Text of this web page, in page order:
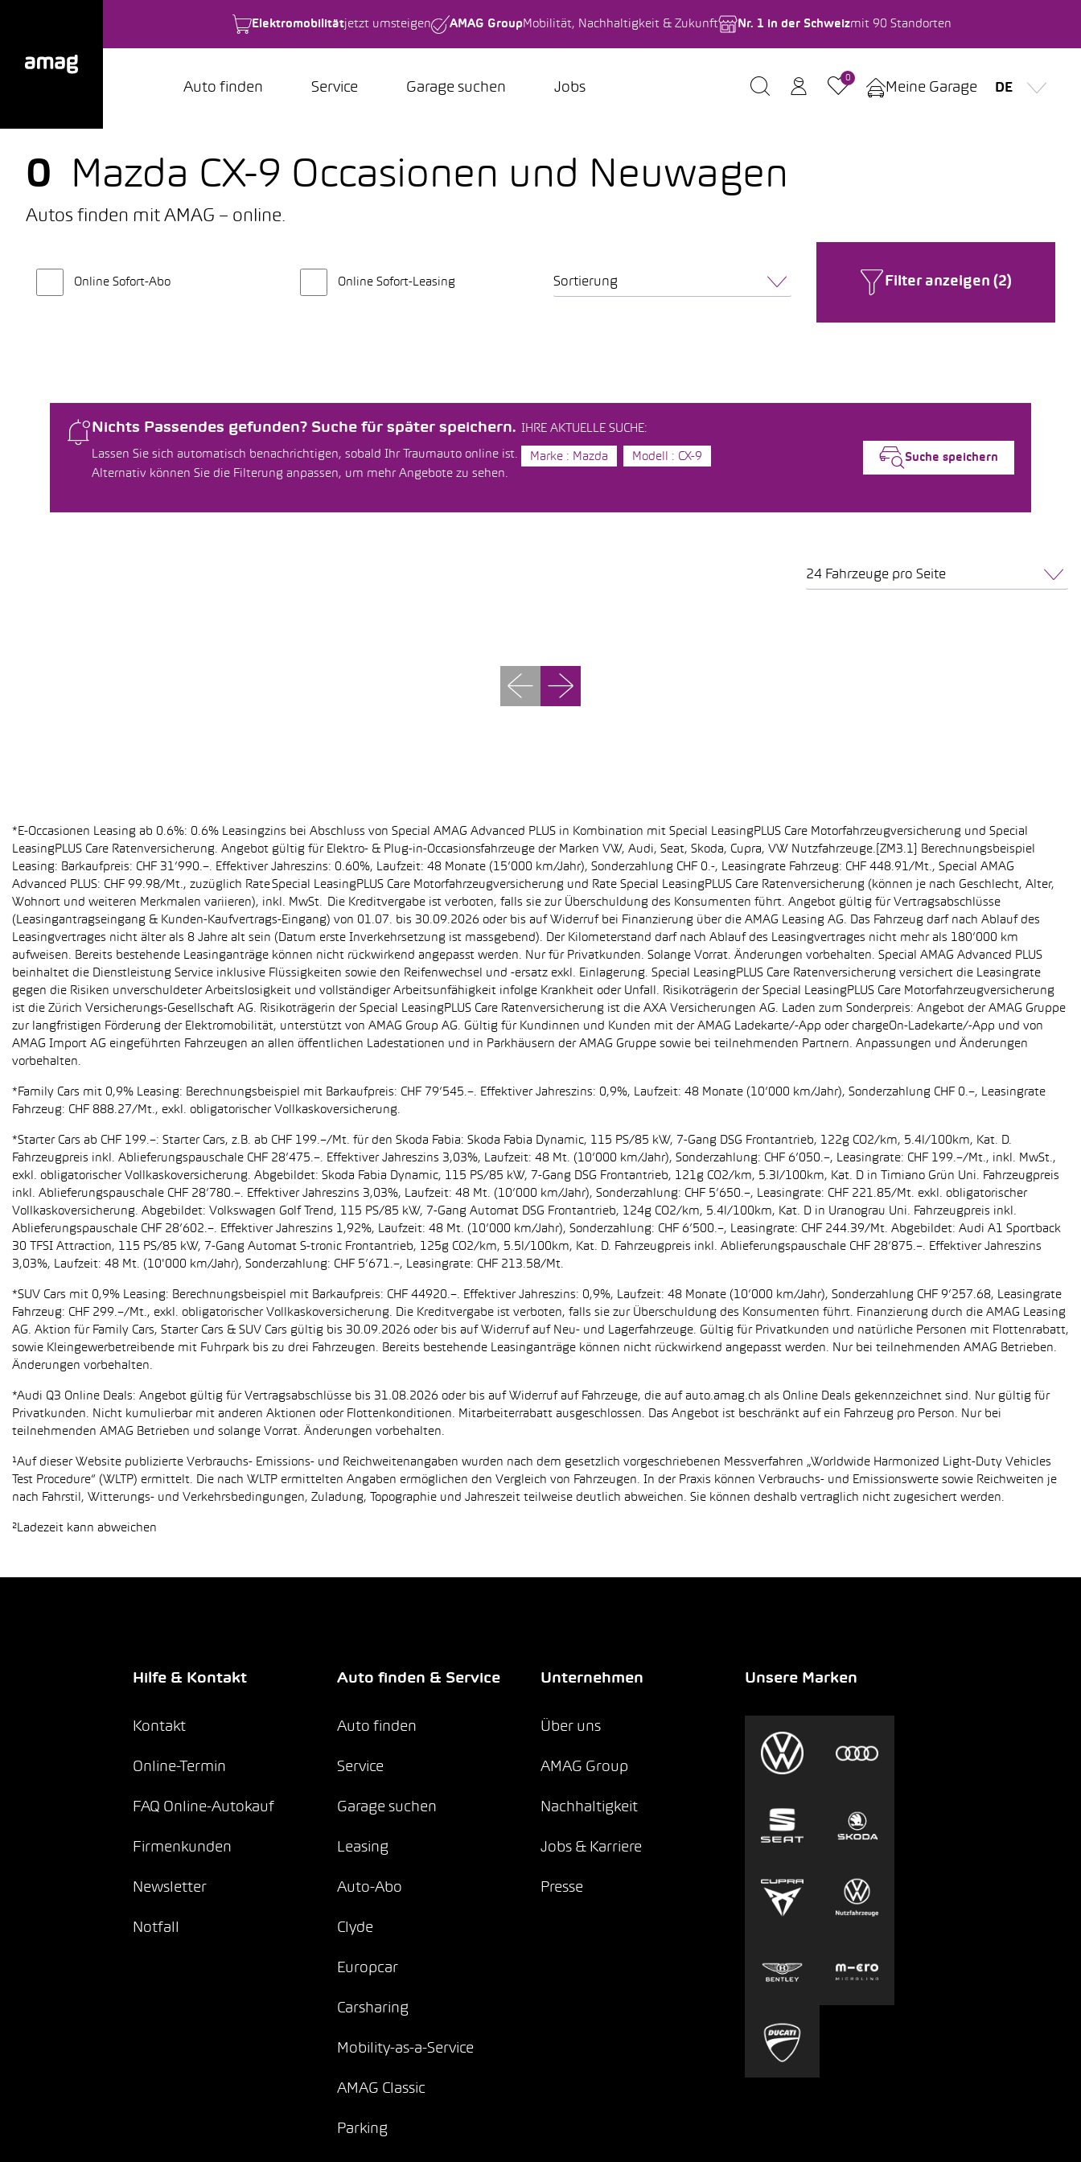
Elektromobilitätjetzt umsteigen AMAG Group Mobilität, Nachhaltigkeit & Zukunft Nr. 1 in der Schweizmit 90 Standorten
Auto finden Service Garage suchen Jobs
0
Meine Garage DE
0 Mazda CX-9 Occasionen und Neuwagen
Autos finden mit AMAG – online.
Online Sofort-Abo Online Sofort-Leasing Sortierung Filter anzeigen (2)
Nichts Passendes gefunden? Suche für später speichern.
Lassen Sie sich automatisch benachrichtigen, sobald Ihr Traumauto online ist.
Alternativ können Sie die Filterung anpassen, um mehr Angebote zu sehen.
IHRE AKTUELLE SUCHE:
Marke : Mazda Modell : CX-9 Suche speichern
24 Fahrzeuge pro Seite
*E-Occasionen Leasing ab 0.6%: 0.6% Leasingzins bei Abschluss von Special AMAG Advanced PLUS in Kombination mit Special LeasingPLUS Care Motorfahrzeugversicherung und Special
LeasingPLUS Care Ratenversicherung. Angebot gültig für Elektro- & Plug-in-Occasionsfahrzeuge der Marken VW, Audi, Seat, Skoda, Cupra, VW Nutzfahrzeuge.[ZM3.1] Berechnungsbeispiel
Leasing: Barkaufpreis: CHF 31’990.–. Effektiver Jahreszins: 0.60%, Laufzeit: 48 Monate (15’000 km/Jahr), Sonderzahlung CHF 0.-, Leasingrate Fahrzeug: CHF 448.91/Mt., Special AMAG
Advanced PLUS: CHF 99.98/Mt., zuzüglich Rate Special LeasingPLUS Care Motorfahrzeugversicherung und Rate Special LeasingPLUS Care Ratenversicherung (können je nach Geschlecht, Alter,
Wohnort und weiteren Merkmalen variieren), inkl. MwSt. Die Kreditvergabe ist verboten, falls sie zur Überschuldung des Konsumenten führt. Angebot gültig für Vertragsabschlüsse
(Leasingantragseingang & Kunden-Kaufvertrags-Eingang) von 01.07. bis 30.09.2026 oder bis auf Widerruf bei Finanzierung über die AMAG Leasing AG. Das Fahrzeug darf nach Ablauf des
Leasingvertrages nicht älter als 8 Jahre alt sein (Datum erste Inverkehrsetzung ist massgebend). Der Kilometerstand darf nach Ablauf des Leasingvertrages nicht mehr als 180’000 km
aufweisen. Bereits bestehende Leasinganträge können nicht rückwirkend angepasst werden. Nur für Privatkunden. Solange Vorrat. Änderungen vorbehalten. Special AMAG Advanced PLUS
beinhaltet die Dienstleistung Service inklusive Flüssigkeiten sowie den Reifenwechsel und -ersatz exkl. Einlagerung. Special LeasingPLUS Care Ratenversicherung versichert die Leasingrate
gegen die Risiken unverschuldeter Arbeitslosigkeit und vollständiger Arbeitsunfähigkeit infolge Krankheit oder Unfall. Risikoträgerin der Special LeasingPLUS Care Motorfahrzeugversicherung
ist die Zürich Versicherungs-Gesellschaft AG. Risikoträgerin der Special LeasingPLUS Care Ratenversicherung ist die AXA Versicherungen AG. Laden zum Sonderpreis: Angebot der AMAG Gruppe
zur langfristigen Förderung der Elektromobilität, unterstützt von AMAG Group AG. Gültig für Kundinnen und Kunden mit der AMAG Ladekarte/-App oder chargeOn-Ladekarte/-App und von
AMAG Import AG eingeführten Fahrzeugen an allen öffentlichen Ladestationen und in Parkhäusern der AMAG Gruppe sowie bei teilnehmenden Partnern. Anpassungen und Änderungen
vorbehalten.
*Family Cars mit 0,9% Leasing: Berechnungsbeispiel mit Barkaufpreis: CHF 79’545.–. Effektiver Jahreszins: 0,9%, Laufzeit: 48 Monate (10’000 km/Jahr), Sonderzahlung CHF 0.–, Leasingrate
Fahrzeug: CHF 888.27/Mt., exkl. obligatorischer Vollkaskoversicherung.
*Starter Cars ab CHF 199.–: Starter Cars, z.B. ab CHF 199.–/Mt. für den Skoda Fabia: Skoda Fabia Dynamic, 115 PS/85 kW, 7-Gang DSG Frontantrieb, 122g CO2/km, 5.4l/100km, Kat. D.
Fahrzeugpreis inkl. Ablieferungspauschale CHF 28’475.–. Effektiver Jahreszins 3,03%, Laufzeit: 48 Mt. (10’000 km/Jahr), Sonderzahlung: CHF 6’050.–, Leasingrate: CHF 199.–/Mt., inkl. MwSt.,
exkl. obligatorischer Vollkaskoversicherung. Abgebildet: Skoda Fabia Dynamic, 115 PS/85 kW, 7-Gang DSG Frontantrieb, 121g CO2/km, 5.3l/100km, Kat. D in Timiano Grün Uni. Fahrzeugpreis
inkl. Ablieferungspauschale CHF 28’780.–. Effektiver Jahreszins 3,03%, Laufzeit: 48 Mt. (10’000 km/Jahr), Sonderzahlung: CHF 5’650.–, Leasingrate: CHF 221.85/Mt. exkl. obligatorischer
Vollkaskoversicherung. Abgebildet: Volkswagen Golf Trend, 115 PS/85 kW, 7-Gang Automat DSG Frontantrieb, 124g CO2/km, 5.4l/100km, Kat. D in Uranograu Uni. Fahrzeugpreis inkl.
Ablieferungspauschale CHF 28’602.–. Effektiver Jahreszins 1,92%, Laufzeit: 48 Mt. (10’000 km/Jahr), Sonderzahlung: CHF 6’500.–, Leasingrate: CHF 244.39/Mt. Abgebildet: Audi A1 Sportback
30 TFSI Attraction, 115 PS/85 kW, 7-Gang Automat S-tronic Frontantrieb, 125g CO2/km, 5.5l/100km, Kat. D. Fahrzeugpreis inkl. Ablieferungspauschale CHF 28’875.–. Effektiver Jahreszins
3,03%, Laufzeit: 48 Mt. (10'000 km/Jahr), Sonderzahlung: CHF 5’671.–, Leasingrate: CHF 213.58/Mt.
*SUV Cars mit 0,9% Leasing: Berechnungsbeispiel mit Barkaufpreis: CHF 44920.–. Effektiver Jahreszins: 0,9%, Laufzeit: 48 Monate (10’000 km/Jahr), Sonderzahlung CHF 9’257.68, Leasingrate
Fahrzeug: CHF 299.–/Mt., exkl. obligatorischer Vollkaskoversicherung. Die Kreditvergabe ist verboten, falls sie zur Überschuldung des Konsumenten führt. Finanzierung durch die AMAG Leasing
AG. Aktion für Family Cars, Starter Cars & SUV Cars gültig bis 30.09.2026 oder bis auf Widerruf auf Neu- und Lagerfahrzeuge. Gültig für Privatkunden und natürliche Personen mit Flottenrabatt,
sowie Kleingewerbetreibende mit Fuhrpark bis zu drei Fahrzeugen. Bereits bestehende Leasinganträge können nicht rückwirkend angepasst werden. Nur bei teilnehmenden AMAG Betrieben.
Änderungen vorbehalten.
*Audi Q3 Online Deals: Angebot gültig für Vertragsabschlüsse bis 31.08.2026 oder bis auf Widerruf auf Fahrzeuge, die auf auto.amag.ch als Online Deals gekennzeichnet sind. Nur gültig für
Privatkunden. Nicht kumulierbar mit anderen Aktionen oder Flottenkonditionen. Mitarbeiterrabatt ausgeschlossen. Das Angebot ist beschränkt auf ein Fahrzeug pro Person. Nur bei
teilnehmenden AMAG Betrieben und solange Vorrat. Änderungen vorbehalten.
¹Auf dieser Website publizierte Verbrauchs- Emissions- und Reichweitenangaben wurden nach dem gesetzlich vorgeschriebenen Messverfahren „Worldwide Harmonized Light-Duty Vehicles
Test Procedure“ (WLTP) ermittelt. Die nach WLTP ermittelten Angaben ermöglichen den Vergleich von Fahrzeugen. In der Praxis können Verbrauchs- und Emissionswerte sowie Reichweiten je
nach Fahrstil, Witterungs- und Verkehrsbedingungen, Zuladung, Topographie und Jahreszeit teilweise deutlich abweichen. Sie können deshalb vertraglich nicht zugesichert werden.
²Ladezeit kann abweichen
Hilfe & Kontakt
Kontakt
Online-Termin
FAQ Online-Autokauf
Firmenkunden
Newsletter
Notfall
Auto finden & Service
Auto finden
Service
Garage suchen
Leasing
Auto-Abo
Clyde
Europcar
Carsharing
Mobility-as-a-Service
AMAG Classic
Parking
Unternehmen
Über uns
AMAG Group
Nachhaltigkeit
Jobs & Karriere
Presse
Unsere Marken